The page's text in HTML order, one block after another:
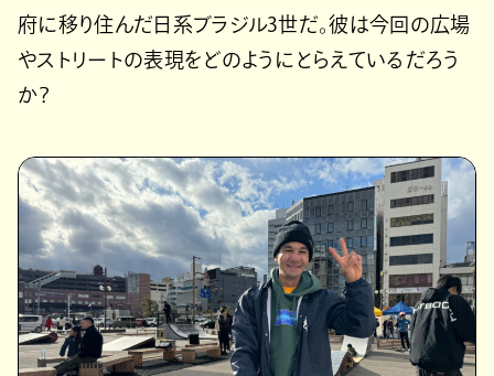
府に移り住んだ日系ブラジル3世だ。彼は今回の広場
やストリートの表現をどのようにとらえているだろう
か？